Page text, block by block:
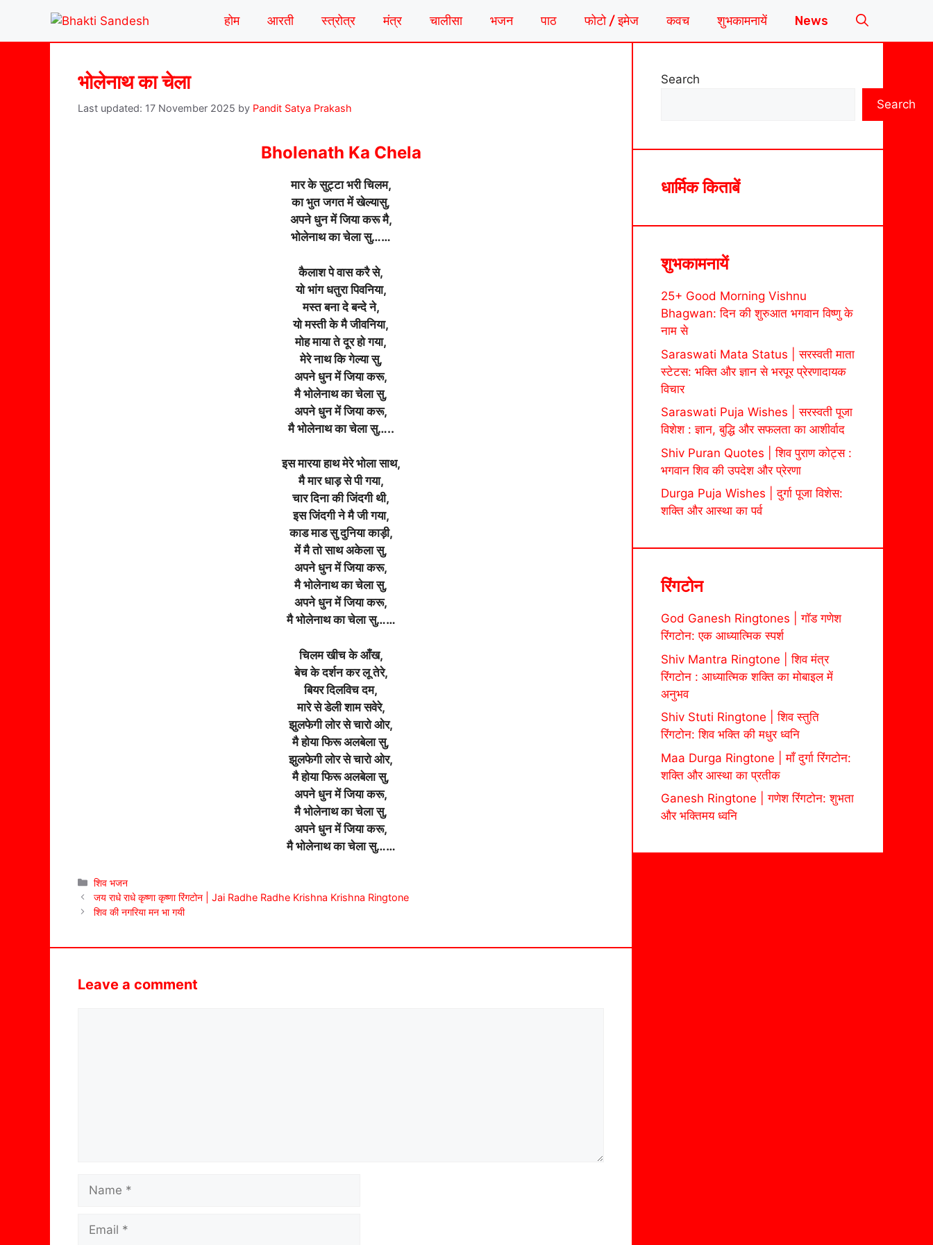
content
होम आरती स्त्रोत्र मंत्र चालीसा भजन पाठ फोटो / इमेज कवच शुभकामनायें News
भोलेनाथ का चेला
17 November 2025 by Pandit Satya Prakash
Bholenath Ka Chela
मार के सुट्टा भरी चिलम,
का भुत जगत में खेल्यासु,
अपने धुन में जिया करू मै,
भोलेनाथ का चेला सु……
कैलाश पे वास करै से,
यो भांग धतुरा पिवनिया,
मस्त बना दे बन्दे ने,
यो मस्ती के मै जीवनिया,
मोह माया ते दूर हो गया,
मेरे नाथ कि गेल्या सु,
अपने धुन में जिया करू,
मै भोलेनाथ का चेला सु,
अपने धुन में जिया करू,
मै भोलेनाथ का चेला सु…..
इस मारया हाथ मेरे भोला साथ,
मै मार धाड़ से पी गया,
चार दिना की जिंदगी थी,
इस जिंदगी ने मै जी गया,
काड माड सु दुनिया काड़ी,
में मै तो साथ अकेला सु,
अपने धुन में जिया करू,
मै भोलेनाथ का चेला सु,
अपने धुन में जिया करू,
मै भोलेनाथ का चेला सु……
चिलम खीच के आँख,
बेच के दर्शन कर लू तेरे,
बियर दिलविच दम,
मारे से डेली शाम सवेरे,
झुलफेगी लोर से चारो ओर,
मै होया फिरू अलबेला सु,
झुलफेगी लोर से चारो ओर,
मै होया फिरू अलबेला सु,
अपने धुन में जिया करू,
मै भोलेनाथ का चेला सु,
अपने धुन में जिया करू,
मै भोलेनाथ का चेला सु……
Categories
शिव भजन
जय राधे राधे कृष्णा कृष्णा रिंगटोन | Jai Radhe Radhe Krishna Krishna Ringtone
शिव की नगरिया मन भा गयी
Leave a comment
Search
Search
धार्मिक किताबें
शुभकामनायें
25+ Good Morning Vishnu
Bhagwan: दिन की शुरुआत भगवान विष्णु के
नाम से
Saraswati Mata Status | सरस्वती माता
स्टेटस: भक्ति और ज्ञान से भरपूर प्रेरणादायक
विचार
Saraswati Puja Wishes | सरस्वती पूजा
विशेश : ज्ञान, बुद्धि और सफलता का आशीर्वाद
Shiv Puran Quotes | शिव पुराण कोट्स :
भगवान शिव की उपदेश और प्रेरणा
Durga Puja Wishes | दुर्गा पूजा विशेस:
शक्ति और आस्था का पर्व
रिंगटोन
God Ganesh Ringtones | गॉड गणेश
रिंगटोन: एक आध्यात्मिक स्पर्श
Shiv Mantra Ringtone | शिव मंत्र
रिंगटोन : आध्यात्मिक शक्ति का मोबाइल में
अनुभव
Shiv Stuti Ringtone | शिव स्तुति
रिंगटोन: शिव भक्ति की मधुर ध्वनि
Maa Durga Ringtone | माँ दुर्गा रिंगटोन:
शक्ति और आस्था का प्रतीक
Ganesh Ringtone | गणेश रिंगटोन: शुभता
और भक्तिमय ध्वनि